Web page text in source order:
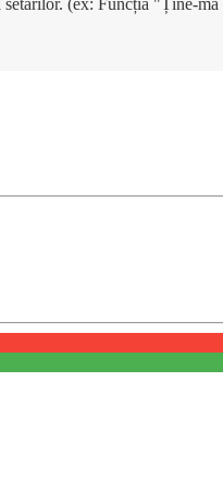
(ex: Funcția "Ține-